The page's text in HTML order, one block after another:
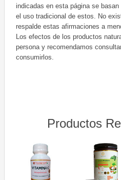
indicadas en esta página se
el uso tradicional de estos. No
respalde estas afirmaciones a
Los efectos de los productos
persona y recomendamos
consumirlos.
Productos